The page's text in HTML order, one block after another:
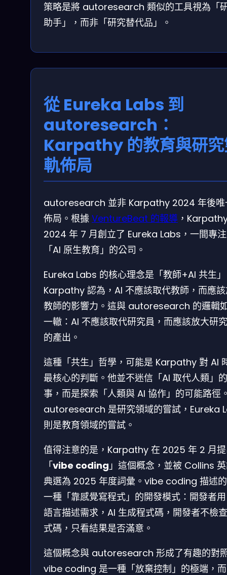
策略是將 autoresearch 類似的工具視為「
助手」，而非「研究替代品」。
從 Eureka Labs 到
autoresearch：
Karpathy 的教育與研
軌佈局
autoresearch 並非 Karpathy 2024 年後唯
佈局。根據 VentureBeat 的報導 ，
2024 年 7 月創立了 Eureka Labs，一間專
「AI 原生教育」的公司。
Eureka Labs 的核心理念是「教師+AI 共生
Karpathy 認為，AI 不應該取代教師，而應
教師的影響力。這與 autoresearch 的邏輯
一轍：AI 不應該取代研究員，而應該放大研
的產出。
這種「共生」哲學，可能是 Karpathy 對 AI
最核心的判斷。他並不迷信「AI 取代人類」
事，而是探索「人類與 AI 協作」的可能路徑
autoresearch 是研究領域的嘗試，Eureka
則是教育領域的嘗試。
值得注意的是，Karpathy 在 2025 年 2 月
「vibe coding」這個概念，並被 Collins
典選為 2025 年度詞彙。vibe coding 描述
一種「靠感覺寫程式」的開發模式：開發者
語言描述需求，AI 生成程式碼，開發者不檢
式碼，只看結果是否滿意。
這個概念與 autoresearch 形成了有趣的對
vibe coding 是一種「放棄控制」的極端，而